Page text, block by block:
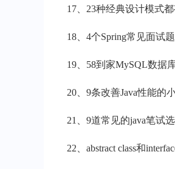
17、23种经典设计模式
18、4个Spring常见面试
19、58到家MySQL数据
20、9条改善Java性能的
21、9道常见的java笔试
22、abstract class和